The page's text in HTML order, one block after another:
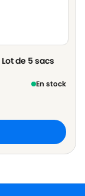
de 5 sacs
En stock